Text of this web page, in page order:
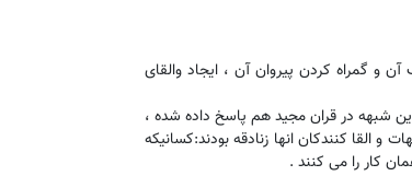
و گمراه کردن پیروان آن ، ایجاد والقای
شبهه در قران مجید هم پاسخ داده شده ،
القا کنندکان انها زنادقه بودند:کسانیکه
کار را می کنند .